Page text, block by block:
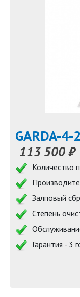
GARDA-4-
113 500 ₽
Количество
Залповый
Степень
Гарантия - 3